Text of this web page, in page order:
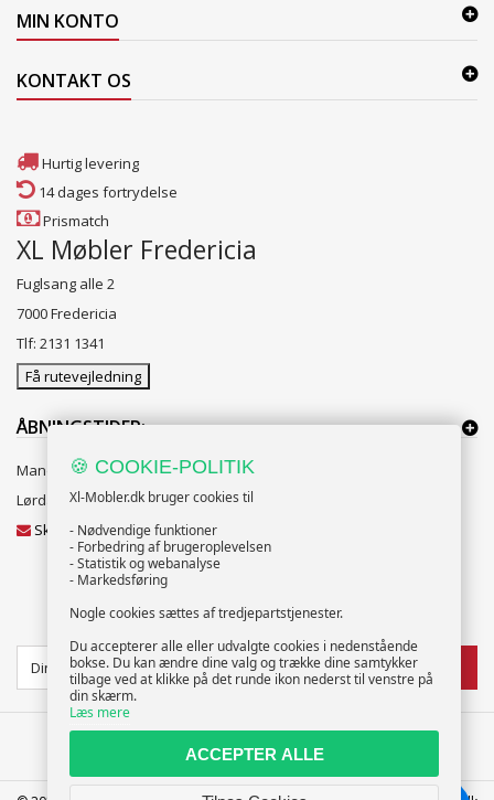
MIN KONTO
KONTAKT OS
Hurtig levering
14 dages fortrydelse
Prismatch
XL Møbler Fredericia
Fuglsang alle 2
7000 Fredericia
Tlf: 2131 1341
Få rutevejledning
ÅBNINGSTIDER:
Mandag til Fredag 10:00 til 18:00
Lørdag og Søndag 10:00 til 16:00
Skriv til vores kundeservice
NYHEDSBREV
TILMELD
🍪 COOKIE-POLITIK
Xl-Mobler.dk bruger cookies til
- Nødvendige funktioner
- Forbedring af brugeroplevelsen
- Statistik og webanalyse
- Markedsføring
Nogle cookies sættes af tredjepartstjenester.
Du accepterer alle eller udvalgte cookies i nedenstående
bokse. Du kan ændre dine valg og trække dine samtykker
tilbage ved at klikke på det runde ikon nederst til venstre på
din skærm.
Læs mere
ACCEPTER ALLE